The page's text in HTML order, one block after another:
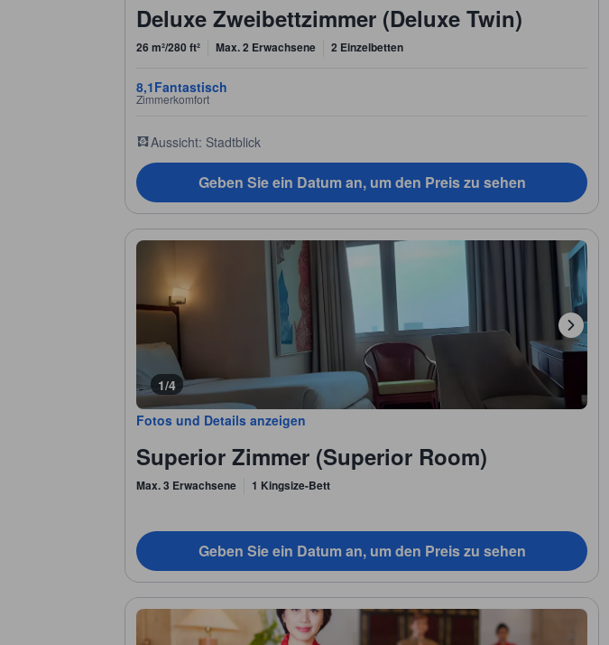
Deluxe Zweibettzimmer (Deluxe Twin)
26 m²/280 ft² Max. 2 Erwachsene 2 Einzelbetten
8,1Fantastisch
Zimmerkomfort
Aussicht: Stadtblick
Geben Sie ein Datum an, um den Preis zu sehen
1/4
Fotos und Details anzeigen
Superior Zimmer (Superior Room)
Max. 3 Erwachsene 1 Kingsize-Bett
Geben Sie ein Datum an, um den Preis zu sehen